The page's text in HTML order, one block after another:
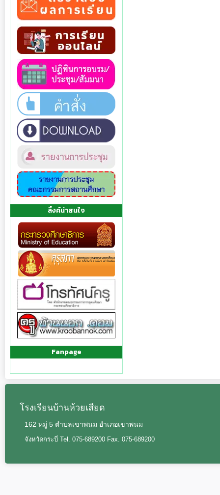
ลิ้งค์น่าสนใจ
Fanpage
โรงเรียนบ้านห้วยเสียด
162 หมู่ 5 ตำบลเขาพนม อำเภอเขาพนม
จังหวัดกระบี่ Tel. 075-689200 Fax. 075-689200